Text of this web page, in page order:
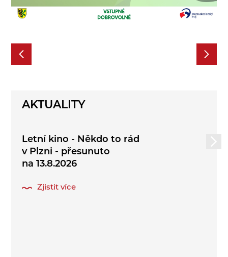
AKTUALITY
Letní kino - Někdo to rád
v Plzni - přesunuto
na 13.8.2026
Zjistit více